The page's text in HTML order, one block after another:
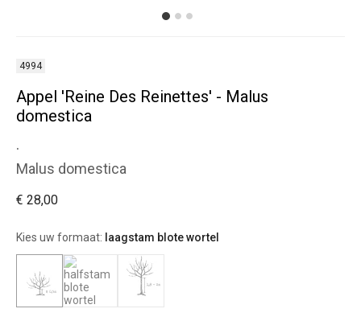
4994
Appel 'Reine Des Reinettes' - Malus
domestica
.
Malus domestica
€ 28,00
Kies uw formaat: laagstam blote wortel